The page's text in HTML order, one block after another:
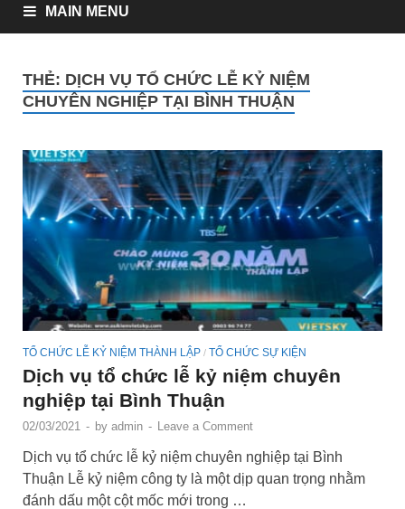
MAIN MENU
THẺ: DỊCH VỤ TỔ CHỨC LỄ KỶ NIỆM
CHUYÊN NGHIỆP TẠI BÌNH THUẬN
TỔ CHỨC LỄ KỶ NIỆM THÀNH LẬP / TỔ CHỨC SỰ KIỆN
Dịch vụ tổ chức lễ kỷ niệm chuyên
nghiệp tại Bình Thuận
02/03/2021 - by admin - Leave a Comment
Dịch vụ tổ chức lễ kỷ niệm chuyên nghiệp tại Bình
Thuận Lễ kỷ niệm công ty là một dịp quan trọng nhằm
đánh dấu một cột mốc mới trong …